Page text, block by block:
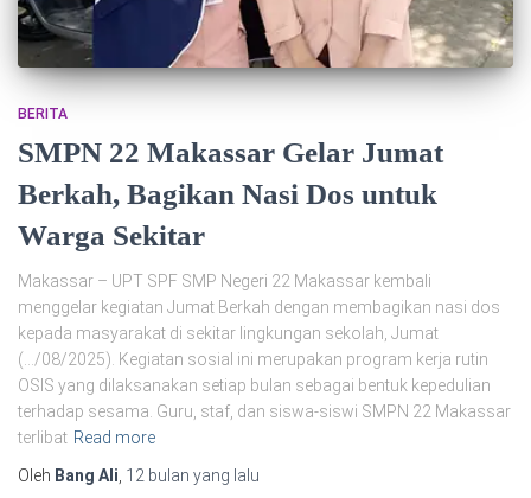
BERITA
SMPN 22 Makassar Gelar Jumat
Berkah, Bagikan Nasi Dos untuk
Warga Sekitar
Makassar – UPT SPF SMP Negeri 22 Makassar kembali
menggelar kegiatan Jumat Berkah dengan membagikan nasi dos
kepada masyarakat di sekitar lingkungan sekolah, Jumat
(…/08/2025). Kegiatan sosial ini merupakan program kerja rutin
OSIS yang dilaksanakan setiap bulan sebagai bentuk kepedulian
terhadap sesama. Guru, staf, dan siswa-siswi SMPN 22 Makassar
terlibat Read more
Oleh Bang Ali 12 bulan yang lalu